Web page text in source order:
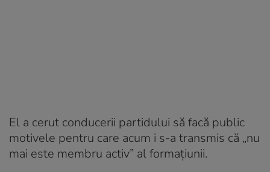
El a cerut conducerii partidului să facă public
motivele pentru care acum i s-a transmis că „nu
mai este membru activ” al formațiunii.